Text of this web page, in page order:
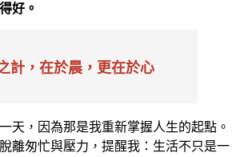
好。
計，在於晨，更在於心
天，因為那是我重新掌握人生的起點。
離匆忙與壓力，提醒我：生活不只是一